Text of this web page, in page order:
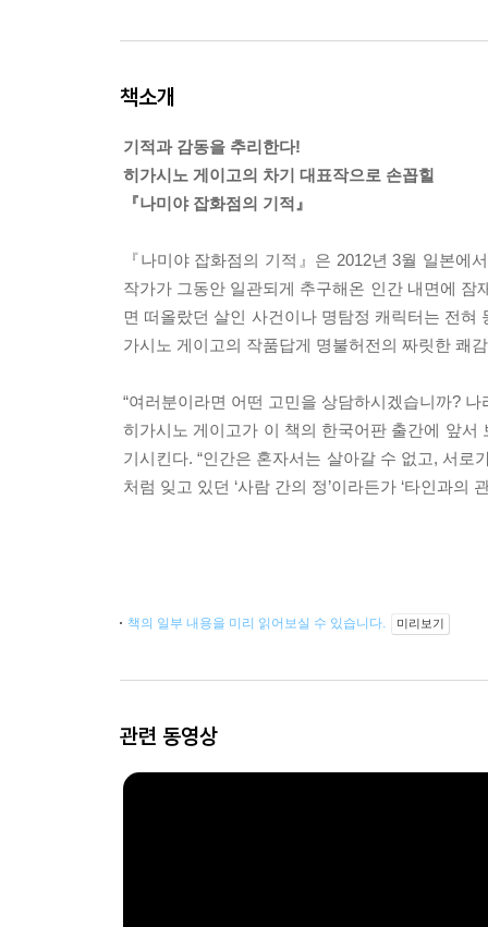
책소개
기적과 감동을 추리한다!
히가시노 게이고의 차기 대표작으로 손꼽힐
『나미야 잡화점의 기적』
『나미야 잡화점의 기적』은 2012년 3월 일본
작가가 그동안 일관되게 추구해온 인간 내면에
면 떠올랐던 살인 사건이나 명탐정 캐릭터는 전
가시노 게이고의 작품답게 명불허전의 짜릿한 쾌
“여러분이라면 어떤 고민을 상담하시겠습니까?
히가시노 게이고가 이 책의 한국어판 출간에 앞
기시킨다. “인간은 혼자서는 살아갈 수 없고, 서
처럼 잊고 있던 ‘사람 간의 정’이라든가 ‘타인과
책의 일부 내용을 미리 읽어보실 수 있습니다. 미리보기
관련 동영상